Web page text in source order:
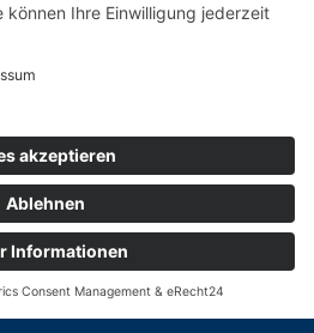
Yacht Club e. V.
805 35 58
|DATENSCHUTZ